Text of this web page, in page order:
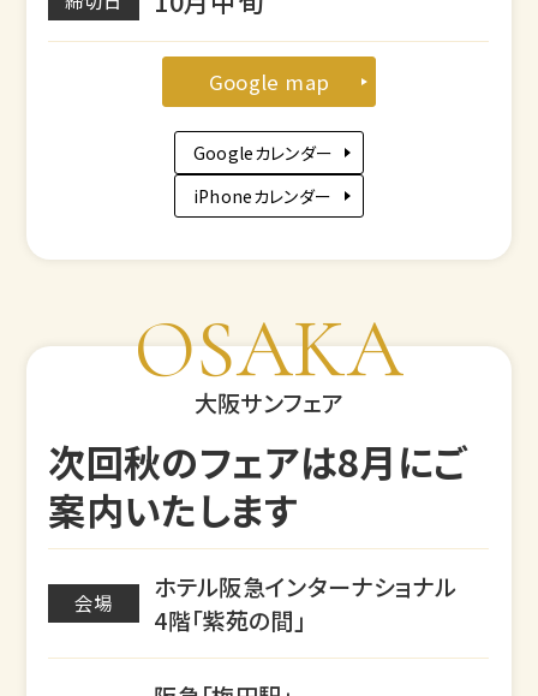
Google map
Googleカレンダー
iPhoneカレンダー
OSAKA
大阪サンフェア
次回秋のフェアは8月にご
案内いたします
会場
ホテル阪急インターナショナル
4階「紫苑の間」